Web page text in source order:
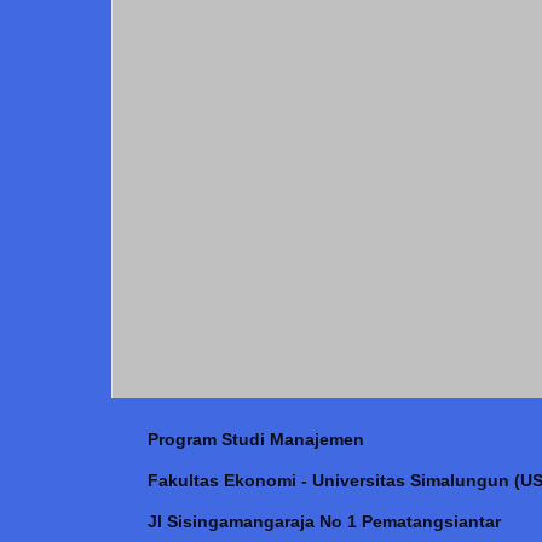
Program Studi Manajemen
Fakultas Ekonomi - Universitas Simalungun
Jl Sisingamangaraja No 1 Pematangsiantar